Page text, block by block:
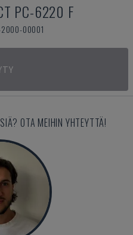
PC-6220 F
2000-00001
OTA MEIHIN YHTEYTTÄ!